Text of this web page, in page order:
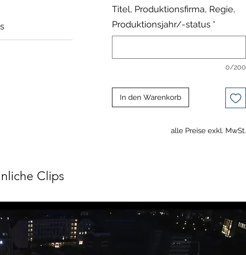
Titel, Produktionsfirma, Regie,
Produktionsjahr/-status *
0/200
In den Warenkorb
alle Preise exkl. MwSt.
Clips